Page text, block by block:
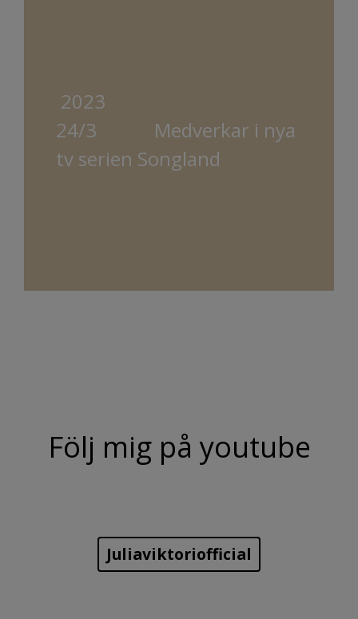
2023
24/3 Medverkar i nya
tv serien Songland
Följ mig på youtube
Juliaviktoriofficial